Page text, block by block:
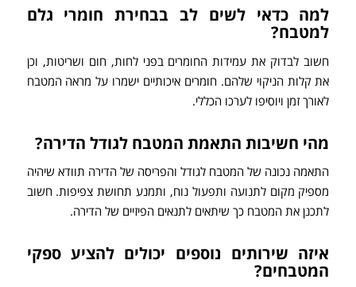
למה כדאי לשים לב בבחירת חומרי גלם
למטבח?
חשוב לבדוק את עמידות החומרים בפני לחות, חום ושריטות, וכן
את קלות הניקוי שלהם. חומרים איכותיים ישמרו על מראה המטבח
לאורך זמן ויוסיפו לערכו הכללי.
מהי חשיבות התאמת המטבח לגודל הדירה?
התאמה נכונה של המטבח לגודל והפריסה של הדירה תוודא שיהיה
מספיק מקום לתנועה ותפעול נוח, ותמנע תחושת צפיפות. חשוב
לתכנן את המטבח כך שיתאים לתנאים הפיזיים של הדירה.
איזה שירותים נוספים יכולים להציע ספקי
המטבחים?